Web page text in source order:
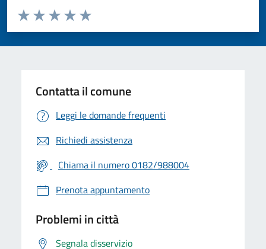
Valuta da 1 a 5 stelle la pagina
Valuta 5 stelle su 5
Valuta 4 stelle su 5
Valuta 3 stelle su 5
Valuta 2 stelle su 5
Valuta 1 stelle su 5
Contatta il comune
Leggi le domande frequenti
Richiedi assistenza
Chiama il numero 0182/988004
Prenota appuntamento
Problemi in città
Segnala disservizio